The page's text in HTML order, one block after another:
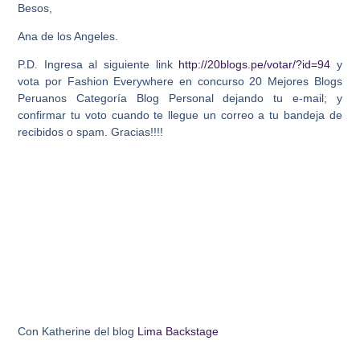
Besos,
Ana de los Angeles.
P.D. Ingresa al siguiente link http://20blogs.pe/votar/?id=94 y
vota por Fashion Everywhere en concurso 20 Mejores Blogs
Peruanos Categoría Blog Personal dejando tu e-mail; y
confirmar tu voto cuando te llegue un correo a tu bandeja de
recibidos o spam. Gracias!!!!
Con Katherine del blog Lima Backstage